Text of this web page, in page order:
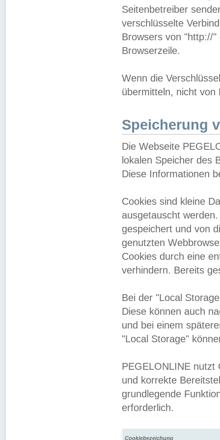
Seitenbetreiber
verschlüsselte
Browsers von "http://
Browserzeile.
Wenn die
übermitteln, nicht von
Speicherung
Die Webseite
lokalen Speicher des
Diese Informationen
Cookies sind kleine
ausgetauscht
gespeichert und von
genutzten
Cookies durch eine
verhindern. Bereits
Bei der "Local
Diese können auch
und bei einem
"Local Storage"
PEGELONLINE nutzt
und korrekte
grundlegende
erforderlich.
Cookiebezeichung